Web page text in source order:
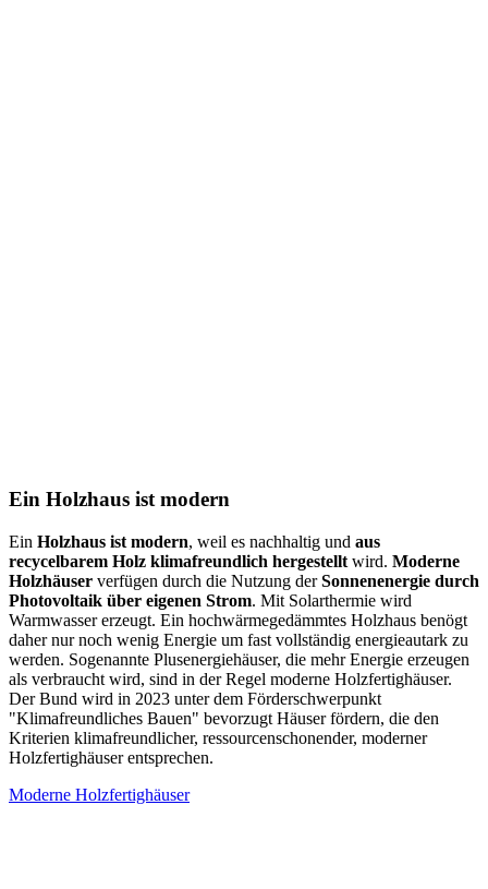
Ein Holzhaus ist modern
Ein Holzhaus ist modern, weil es nachhaltig und aus
recycelbarem Holz klimafreundlich hergestellt wird. Moderne
Holzhäuser verfügen durch die Nutzung derSonnenenergie durch
Photovoltaik über eigenen Strom. Mit Solarthermie wird
Warmwasser erzeugt. Ein hochwärmegedämmtes Holzhaus benögt
daher nur noch wenig Energie um fast vollständig energieautark zu
werden. Sogenannte Plusenergiehäuser, die mehr Energie erzeugen
als verbraucht wird, sind in der Regel moderne Holzfertighäuser.
Der Bund wird in 2023 unter dem Förderschwerpunkt
"Klimafreundliches Bauen" bevorzugt Häuser fördern, die den
Kriterien klimafreundlicher, ressourcenschonender, moderner
Holzfertighäuser entsprechen.
Moderne Holzfertighäuser